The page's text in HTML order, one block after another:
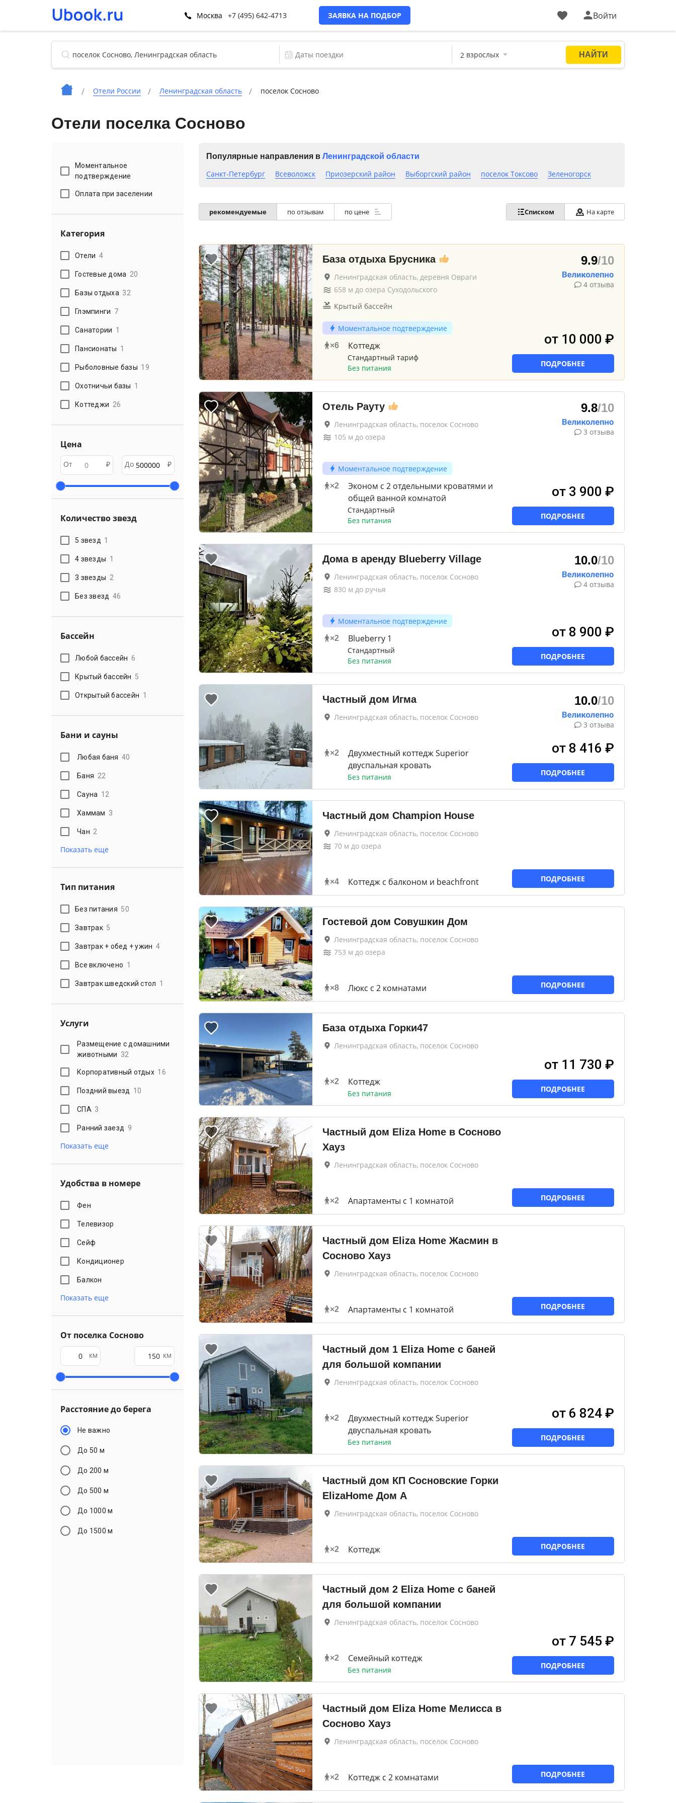
Москва +7 (495) 642-4713 ЗАЯВКА НА ПОДБОР Войти
Отели России Ленинградская область поселок Сосново
Отели поселка Сосново
Моментальное
подтверждение
Оплата при заселении
Категория
Отели 4
Гостевые дома 20
Базы отдыха 32
Глэмпинги 7
Санатории 1
Пансионаты 1
Рыболовные базы 19
Охотничьи базы 1
Коттеджи 26
Цена
От ₽ До ₽
Количество звезд
5 звезд 1
4 звезды 1
3 звезды 2
Без звезд 46
Бассейн
Любой бассейн 6
Крытый бассейн 5
Открытый бассейн 1
Бани и сауны
Любая баня 40
Баня 22
Сауна 12
Хаммам 3
Чан 2
Показать еще
Тип питания
Без питания 50
Завтрак 5
Завтрак + обед + ужин 4
Все включено 1
Завтрак шведский стол 1
Услуги
Размещение с домашними
животными 32
Корпоративный отдых 16
Поздний выезд 10
СПА 3
Ранний заезд 9
Показать еще
Удобства в номере
Фен
Телевизор
Сейф
Кондиционер
Балкон
Показать еще
От поселка Сосново
км км
Расстояние до берега
Не важно
До 50 м
До 200 м
До 500 м
До 1000 м
До 1500 м
Популярные направления в Ленинградской области
Санкт-Петербург Всеволожск Приозерский район Выборгский район поселок Токсово Зеленогорск
рекомендуемые по отзывам по цене Списком На карте
База отдыха Брусника
Ленинградская область, деревня Овраги
658 м до озера Суходольского
Крытый бассейн
Моментальное подтверждение
×6 Коттедж
Стандартный тариф
Без питания
9.9/10
4 отзыва
от 10 000 ₽
ПОДРОБНЕЕ
Отель Рауту
Ленинградская область, поселок Сосново
105 м до озера
Моментальное подтверждение
×2
Эконом c 2 отдельными кроватями и
общей ванной комнатой
Стандартный
Без питания
9.8/10
3 отзыва
от 3 900 ₽
ПОДРОБНЕЕ
Дома в аренду Blueberry Village
Ленинградская область, поселок Сосново
830м до ручья
Моментальное подтверждение
×2 Blueberry 1
Стандартный
Без питания
10.0/10
4 отзыва
от 8 900 ₽
ПОДРОБНЕЕ
Частный дом Игма
Ленинградская область, поселок Сосново
×2
Двухместный коттедж Superior
двуспальная кровать
Без питания
10.0/10
3 отзыва
от 8 416 ₽
ПОДРОБНЕЕ
Частный дом Champion House
Ленинградская область, поселок Сосново
70м до озера
×4 Коттедж с балконом и beachfront ПОДРОБНЕЕ
Гостевой дом Совушкин Дом
Ленинградская область, поселок Сосново
753 м до озера
×8 Люкс с 2 комнатами ПОДРОБНЕЕ
База отдыха Горки47
Ленинградская область, поселок Сосново
×2 Коттедж
Без питания
от 11 730 ₽
ПОДРОБНЕЕ
Частный дом Eliza Home в Сосново
Хауз
Ленинградская область, поселок Сосново
×2 Апартаменты c 1 комнатой ПОДРОБНЕЕ
Частный дом Eliza Home Жасмин в
Сосново Хауз
Ленинградская область, поселок Сосново
×2 Апартаменты c 1 комнатой ПОДРОБНЕЕ
Частный дом 1 Eliza Home с баней
для большой компании
Ленинградская область, поселок Сосново
×2
Двухместный коттедж Superior
двуспальная кровать
Без питания
от 6 824 ₽
ПОДРОБНЕЕ
Частный дом КП Сосновские Горки
ElizaHome Дом А
Ленинградская область, поселок Сосново
×2 Коттедж ПОДРОБНЕЕ
Частный дом 2 Eliza Home с баней
для большой компании
Ленинградская область, поселок Сосново
×2 Семейный коттедж
Без питания
от 7 545 ₽
ПОДРОБНЕЕ
Частный дом Eliza Home Мелисса в
Сосново Хауз
Ленинградская область, поселок Сосново
×2 Коттедж с 2 комнатами ПОДРОБНЕЕ